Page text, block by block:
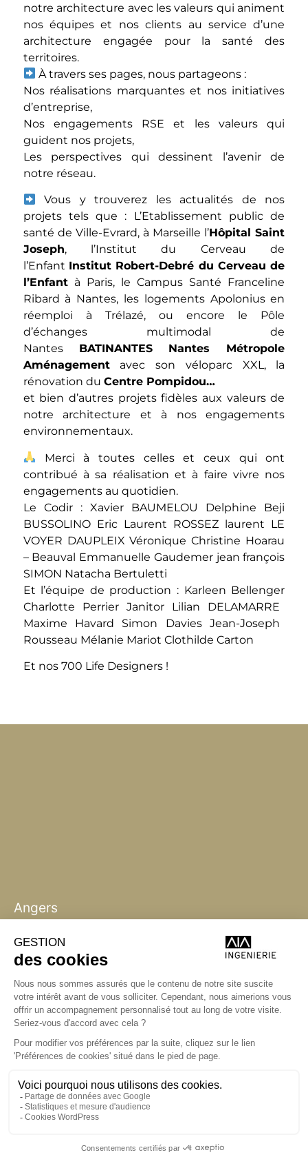
notre architecture avec les valeurs qui animent
nos équipes et nos clients au service d’une
architecture engagée pour la santé des
territoires.
À travers ses pages, nous partageons :
Nos réalisations marquantes et nos initiatives
d’entreprise,
Nos engagements RSE et les valeurs qui
guident nos projets,
Les perspectives qui dessinent l’avenir de
notre réseau.
Vous y trouverez les actualités de nos
projets tels que : L’Etablissement public de
santé de Ville-Evrard, à Marseille l’Hôpital Saint
Joseph, l’Institut du Cerveau de
l’Enfant Institut Robert-Debré du Cerveau de
l’Enfantà Paris, le Campus Santé Franceline
Ribard à Nantes, les logements Apolonius en
réemploi à Trélazé, ou encore le Pôle
d’échanges multimodal de
Nantes BATINANTES
Nantes Métropole
Aménagementavec son véloparc XXL, la
rénovation du Centre Pompidou…
et bien d’autres projets fidèles aux valeurs de
notre architecture et à nos engagements
environnementaux.
Merci à toutes celles et ceux qui ont
contribué à sa réalisation et à faire vivre nos
engagements au quotidien.
Le Codir : Xavier BAUMELOU
Delphine Beji
BUSSOLINO Eric Laurent ROSSEZ laurent LE
VOYER DAUPLEIX Véronique Christine Hoarau
– Beauval Emmanuelle Gaudemerjean françois
SIMON Natacha Bertuletti
Et l’équipe de production : Karleen Bellenger
Charlotte Perrier JanitorLilian DELAMARRE
Maxime Havard Simon DaviesJean-Joseph
Rousseau Mélanie Mariot Clothilde Carton
Et nos 700 Life Designers !
Angers
Bordeaux
Lyon
La Station A,
14 boulevard Yvonne Poirel
+33 (0)2 41 36 88 50
Écrire
aia.ingenierie.angers@a-
i-a.fr
Visite